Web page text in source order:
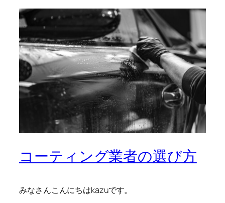
コーティング業者の選び方
みなさんこんにちはkazuです。